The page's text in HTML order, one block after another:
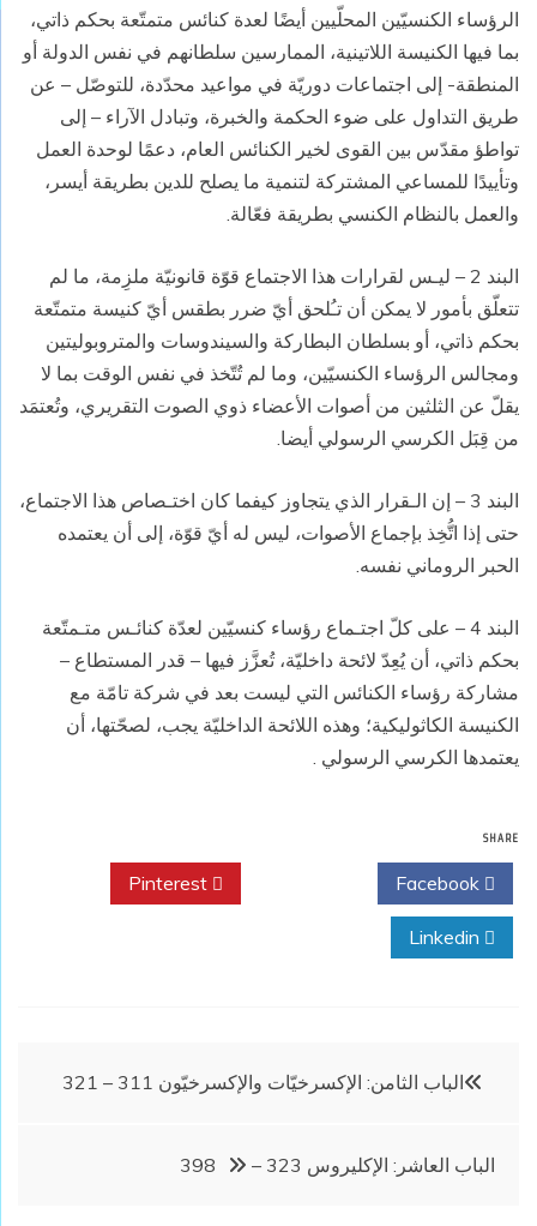
الرؤساء الكنسيّين المحلّيين أيضًا لعدة كنائس متمتّعة بحكم ذاتي،
بما فيها الكنيسة اللاتينية، الممارسين سلطانهم في نفس الدولة أو
المنطقة- إلى اجتماعات دوريّة في مواعيد محدّدة، للتوصّل – عن
طريق التداول على ضوء الحكمة والخبرة، وتبادل الآراء – إلى
تواطؤ مقدّس بين القوى لخير الكنائس العام، دعمًا لوحدة العمل
وتأييدًا للمساعي المشتركة لتنمية ما يصلح للدين بطريقة أيسر،
والعمل بالنظام الكنسي بطريقة فعّالة.
البند 2 – ليـس لقرارات هذا الاجتماع قوّة قانونيّة ملزِمة، ما لم
تتعلّق بأمور لا يمكن أن تـُلحق أيّ ضرر بطقس أيّ كنيسة متمتّعة
بحكم ذاتي، أو بسلطان البطاركة والسيندوسات والمتروبوليتين
ومجالس الرؤساء الكنسيّين، وما لم تُتّخذ في نفس الوقت بما لا
يقلّ عن الثلثين من أصوات الأعضاء ذوي الصوت التقريري، وتُعتمَد
من قِبَل الكرسي الرسولي أيضا.
البند 3 – إن الـقرار الذي يتجاوز كيفما كان اختـصاص هذا الاجتماع،
حتى إذا اتُّخِذ بإجماع الأصوات، ليس له أيّ قوّة، إلى أن يعتمده
الحبر الروماني نفسه.
البند 4 – على كلّ اجتـماع رؤساء كنسيّين لعدّة كنائـس متـمتّعة
بحكم ذاتي، أن يُعِدّ لائحة داخليّة، تُعزَّز فيها – قدر المستطاع –
مشاركة رؤساء الكنائس التي ليست بعد في شركة تامّة مع
الكنيسة الكاثوليكية؛ وهذه اللائحة الداخليّة يجب، لصحّتها، أن
يعتمدها الكرسي الرسولي .
SHARE
تصفّح
الباب الثامن: الإكسرخيّات والإكسرخيّون 311 – 321
الباب العاشر: الإكليروس 323 – 398